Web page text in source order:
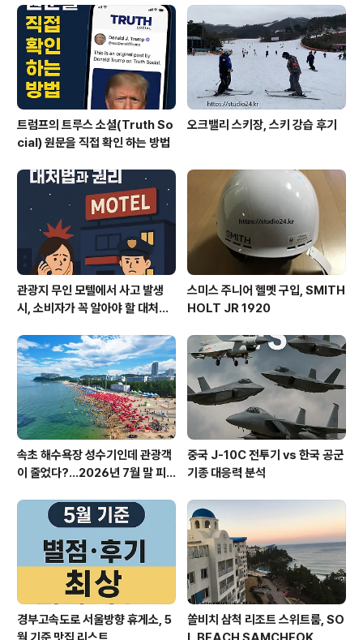
트럼프의 트루스 소셜(Truth So
cial) 원문을 직접 확인 하는 방법
오크밸리 스키장, 스키 강습 후기
관광지 무인 모텔에서 사고 발생
시, 소비자가 꼭 알아야 할 대처법
스미스 주니어 헬멧 구입, SMITH
HOLT JR 1920
속초 해수욕장 성수기인데 관광객
이 줄었다?…2026년 7월 말 피
중국 J-10C 전투기 vs 한국 공군
기종 대응력 분석
경부고속도로 서울방향 휴게소, 5
쏠비치 삼척 리조트 스위트룸, SO